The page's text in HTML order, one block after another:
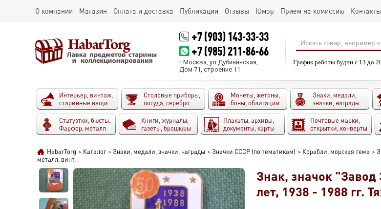
О компании Магазин Оплата и доставка Публикации Отзывы Юмор Прием на комиссию Контакты
+7 (903) 143-33-33
+7 (985) 211-86-66
г.Москва, ул.Дубининская,
Дом 71, строение 11
График работы будни с 13 до
Интерьер, винтаж,
старинные вещи
Столовые приборы,
посуда, серебро
Монеты, жетоны,
боны, облигации
Знаки, медали,
значки, награды
Статуэтки, бюсты.
Фарфор, металл
Книги, журналы,
газеты, брошюры
Плакаты, архивы,
документы, карты
Почтовые марки,
открытки, конверты
HabarTorg > Каталог > Знаки, медали, значки, награды > Значки СССР (по тематикам) > Корабли, морская тема >
металл, винт.
Знак, значок
лет, 1938 - 1988 гг.